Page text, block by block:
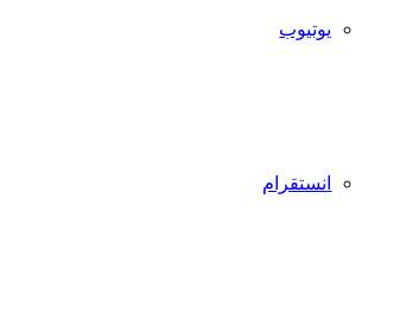
يوتيوب
انستقرام